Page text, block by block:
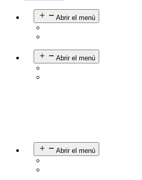
Abrir el menú
Abrir el menú
Abrir el menú